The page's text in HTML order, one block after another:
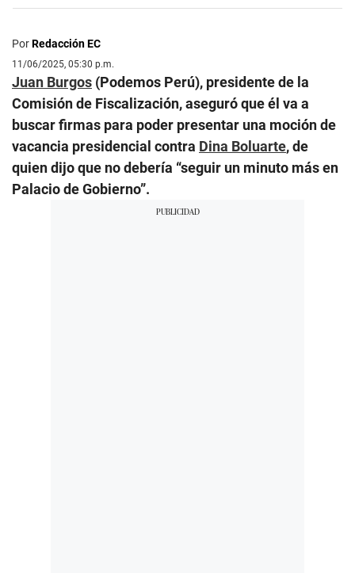
PorRedacción EC
11/06/2025, 05:30 p.m.
Juan Burgos (Podemos Perú), presidente de la
Comisión de Fiscalización, aseguró que él va a
buscar firmas para poder presentar una moción de
vacancia presidencial contra Dina Boluarte, de
quien dijo que no debería “seguir un minuto más en
Palacio de Gobierno”.